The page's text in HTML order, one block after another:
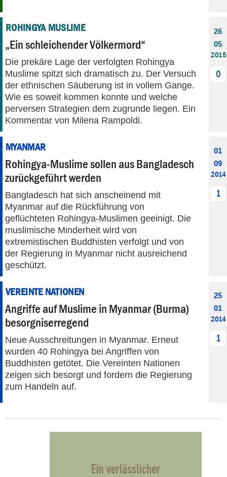
ROHINGYA MUSLIME
„Ein schleichender Völkermord“
Die prekäre Lage der verfolgten Rohingya
Muslime spitzt sich dramatisch zu. Der Versuch
der ethnischen Säuberung ist in vollem Gange.
Wie es soweit kommen konnte und welche
perversen Strategien dem zugrunde liegen. Ein
Kommentar von Milena Rampoldi.
26
05
2015
0
MYANMAR
Rohingya-Muslime sollen aus Bangladesch
zurückgeführt werden
Bangladesch hat sich anscheinend mit
Myanmar auf die Rückführung von
geflüchteten Rohingya-Muslimen geeinigt. Die
muslimische Minderheit wird von
extremistischen Buddhisten verfolgt und von
der Regierung in Myanmar nicht ausreichend
geschützt.
01
09
2014
1
VEREINTE NATIONEN
Angriffe auf Muslime in Myanmar (Burma)
besorgniserregend
Neue Ausschreitungen in Myanmar. Erneut
wurden 40 Rohingya bei Angriffen von
Buddhisten getötet. Die Vereinten Nationen
zeigen sich besorgt und fordern die Regierung
zum Handeln auf.
25
01
2014
1